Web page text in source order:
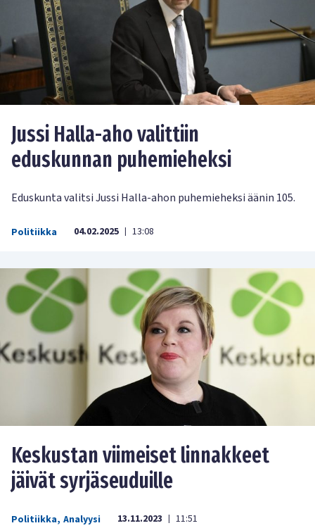
Jussi Halla-aho valittiin
eduskunnan puhemieheksi
Eduskunta valitsi Jussi Halla-ahon puhemieheksi äänin 105.
Politiikka 04.02.2025 | 13:08
Keskustan viimeiset linnakkeet
jäivät syrjäseuduille
Politiikka, Analyysi 13.11.2023 | 11:51